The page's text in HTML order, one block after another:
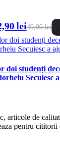
lei49,90 lei
doi studenți
Secuiesc
articole de
pentru cititorii